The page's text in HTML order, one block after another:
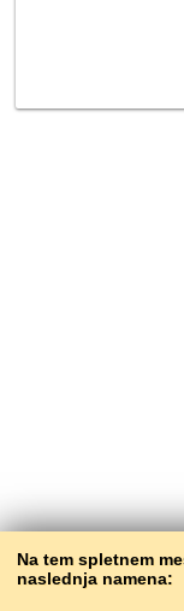
Na tem spletnem
naslednja namena: